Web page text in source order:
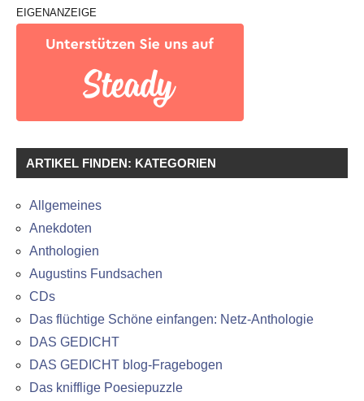
EIGENANZEIGE
ARTIKEL FINDEN: KATEGORIEN
Allgemeines
Anekdoten
Anthologien
Augustins Fundsachen
CDs
Das flüchtige Schöne einfangen: Netz-Anthologie
DAS GEDICHT
DAS GEDICHT blog-Fragebogen
Das knifflige Poesiepuzzle